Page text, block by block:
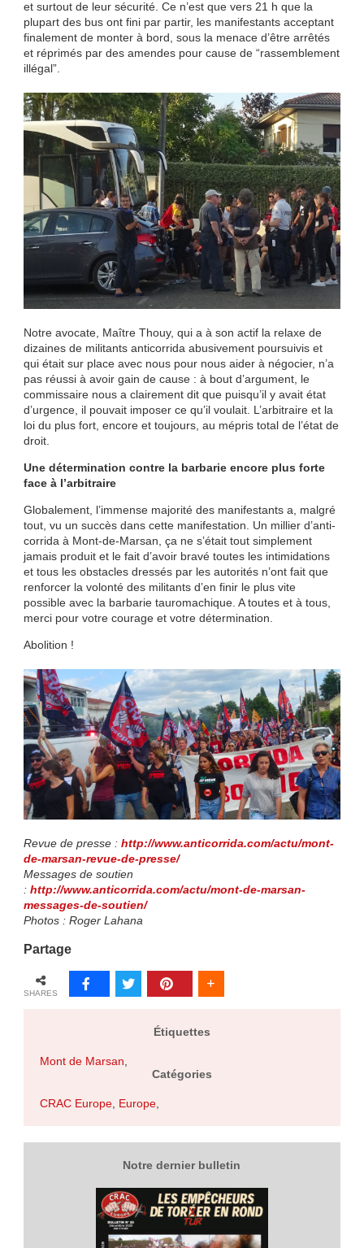
et surtout de leur sécurité. Ce n’est que vers 21 h que la
plupart des bus ont fini par partir, les manifestants acceptant
finalement de monter à bord, sous la menace d’être arrêtés
et réprimés par des amendes pour cause de “rassemblement
illégal”.
Notre avocate, Maître Thouy, qui a à son actif la relaxe de
dizaines de militants anticorrida abusivement poursuivis et
qui était sur place avec nous pour nous aider à négocier, n’a
pas réussi à avoir gain de cause : à bout d’argument, le
commissaire nous a clairement dit que puisqu’il y avait état
d’urgence, il pouvait imposer ce qu’il voulait. L’arbitraire et la
loi du plus fort, encore et toujours, au mépris total de l’état de
droit.
Une détermination contre la barbarie encore plus forte
face à l’arbitraire
Globalement, l’immense majorité des manifestants a, malgré
tout, vu un succès dans cette manifestation. Un millier d’anti-
corrida à Mont-de-Marsan, ça ne s’était tout simplement
jamais produit et le fait d’avoir bravé toutes les intimidations
et tous les obstacles dressés par les autorités n’ont fait que
renforcer la volonté des militants d’en finir le plus vite
possible avec la barbarie tauromachique. A toutes et à tous,
merci pour votre courage et votre détermination.
Abolition !
Revue de presse : http://www.anticorrida.com/actu/mont-
de-marsan-revue-de-presse/
Messages de soutien
: http://www.anticorrida.com/actu/mont-de-marsan-
messages-de-soutien/
Photos : Roger Lahana
Partage
SHARES
Étiquettes
Mont de Marsan,
Catégories
CRAC Europe, Europe,
Notre dernier bulletin